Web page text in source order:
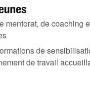
mentorat, de coaching
de
de travail